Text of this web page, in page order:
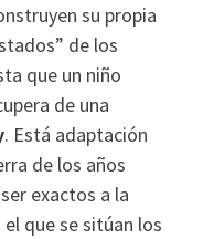
su propia
de los
que un niño
de una
. Está adaptación
de los años
exactos a la
el que se sitúan los